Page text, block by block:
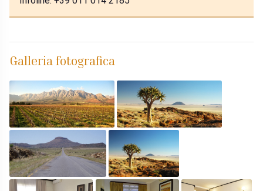
Galleria fotografica